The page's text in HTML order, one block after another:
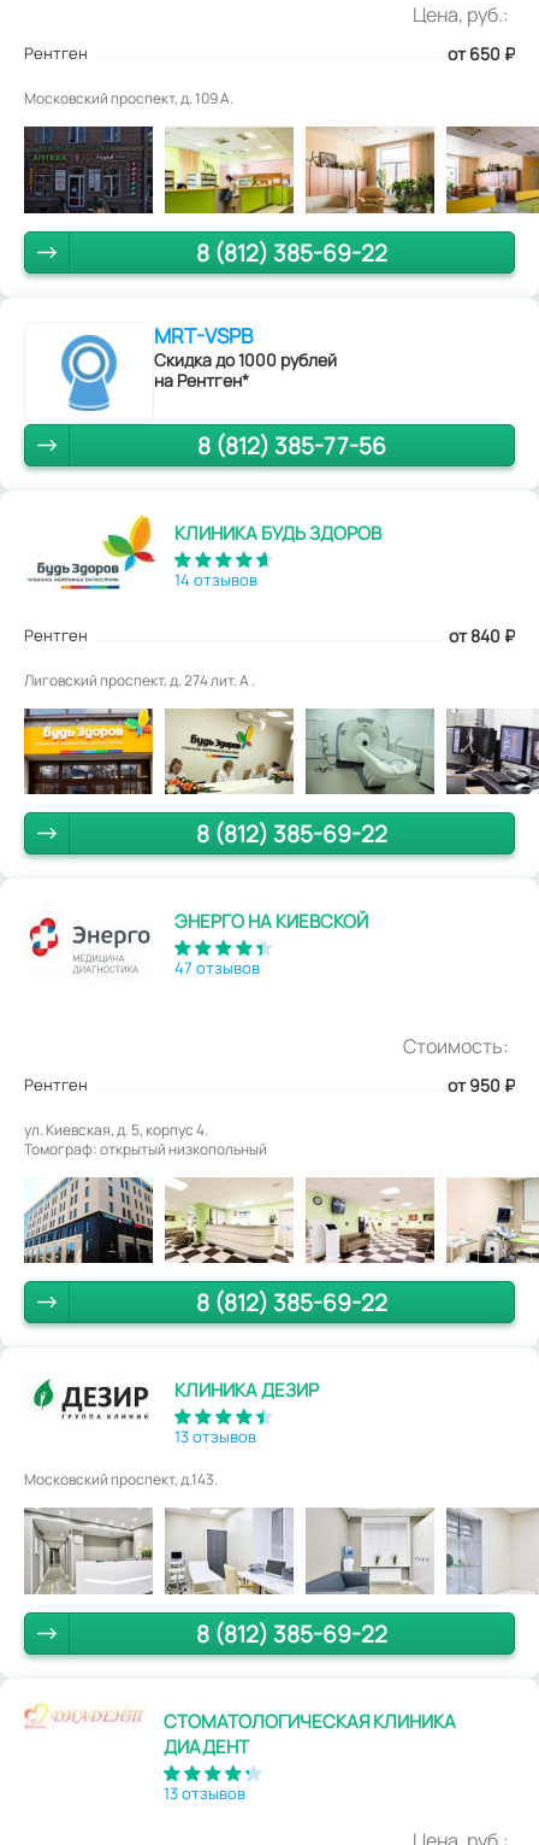
Цена, руб.:
Рентген от 650 ₽
Московский проспект, д. 109 А.
8 (812) 385-69-22
MRT-VSPB
Скидка до 1000 рублей
на Рентген*
8 (812) 385-77-56
КЛИНИКА БУДЬ ЗДОРОВ
14 отзывов
Рентген от 840 ₽
Лиговский проспект, д. 274 лит. А .
8 (812) 385-69-22
ЭНЕРГО НА КИЕВСКОЙ
47 отзывов
Стоимость:
Рентген от 950 ₽
ул. Киевская, д. 5, корпус 4.
Томограф: открытый низкопольный
8 (812) 385-69-22
КЛИНИКА ДЕЗИР
13 отзывов
Московский проспект, д.143.
8 (812) 385-69-22
СТОМАТОЛОГИЧЕСКАЯ КЛИНИКА
ДИАДЕНТ
13 отзывов